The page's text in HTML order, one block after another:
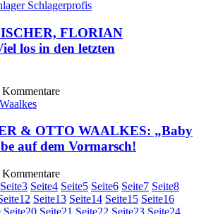
FLORIAN
los in den letzten
& OTTO WAALKES: „Baby
auf dem Vormarsch!
Seite3 Seite4 Seite5 Seite6 Seite7 Seite8
12 Seite13 Seite14 Seite15 Seite16